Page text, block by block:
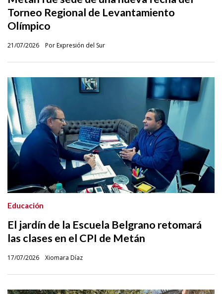
Torneo Regional de Levantamiento
Olímpico
Por Expresión del Sur
21/07/2026
El jardín de la Escuela Belgrano retomará
las clases en el CPI de Metán
Xiomara Díaz
Educación
17/07/2026